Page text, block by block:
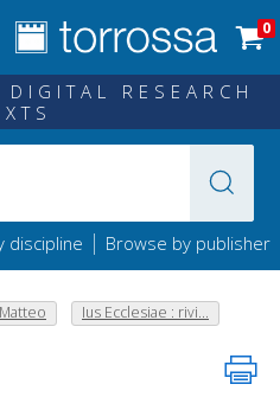
0
RESEARCH
discipline | Browse by publisher
Ius Ecclesiae : rivi...